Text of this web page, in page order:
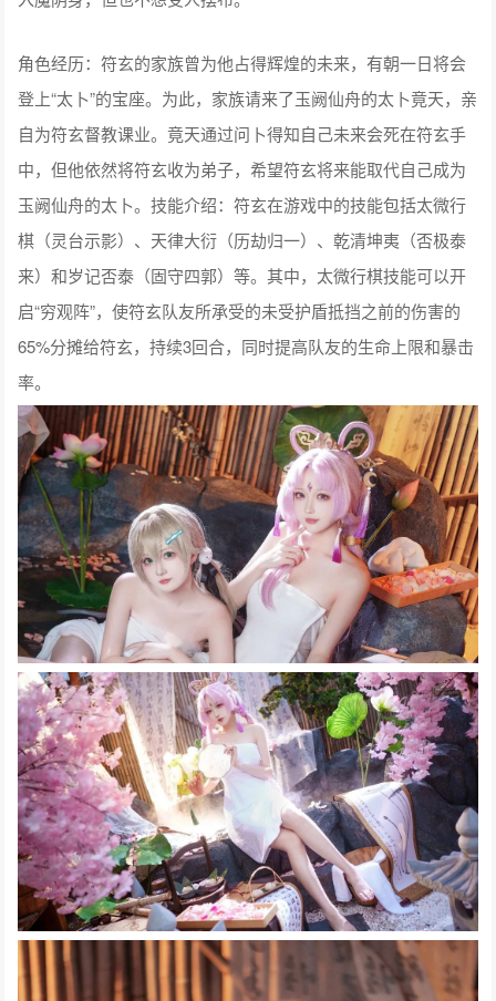
角色经历：符玄的家族曾为他占得辉煌的未来，有朝一日将会
登上“太卜”的宝座。为此，家族请来了玉阙仙舟的太卜竟天，亲
自为符玄督教课业。竟天通过问卜得知自己未来会死在符玄手
中，但他依然将符玄收为弟子，希望符玄将来能取代自己成为
玉阙仙舟的太卜。技能介绍：符玄在游戏中的技能包括太微行
棋（灵台示影）、天律大衍（历劫归一）、乾清坤夷（否极泰
来）和岁记否泰（固守四郭）等。其中，太微行棋技能可以开
启“穷观阵”，使符玄队友所承受的未受护盾抵挡之前的伤害的
65%分摊给符玄，持续3回合，同时提高队友的生命上限和暴击
率。